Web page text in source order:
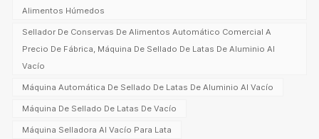
Alimentos Húmedos
Sellador De Conservas De Alimentos Automático Comercial A
Precio De Fábrica, Máquina De Sellado De Latas De Aluminio Al
Vacío
Máquina Automática De Sellado De Latas De Aluminio Al Vacío
Máquina De Sellado De Latas De Vacío
Máquina Selladora Al Vacío Para Lata